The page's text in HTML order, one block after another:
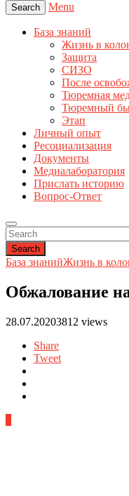
Search Menu
База знаний
Жизнь в
Защита
СИЗО
После
Тюремная
Тюремный
Этап
Личный опыт
Ресоциализация
Документы
Медиалаборатория
Прислать историю
Вопрос-Ответ
Search
База знанийЖизнь в
Обжалование
28.07.20203812 views
Share
Tweet